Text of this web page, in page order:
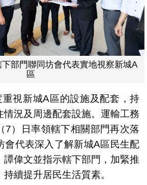
部門聯同坊會代表實地視察新城A
區
視新城A區的設施及配套，持
情況及周邊配套設施。運輸工務
7）日率領轄下相關部門再次落
會代表深入了解新城A區民生配
譚偉文並指示轄下部門，加緊推
續提升居民生活質素。